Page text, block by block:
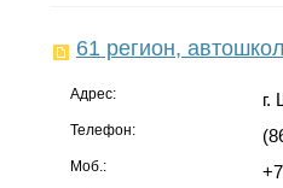
61 регион,
Адрес: г.
Телефон:
Моб.: